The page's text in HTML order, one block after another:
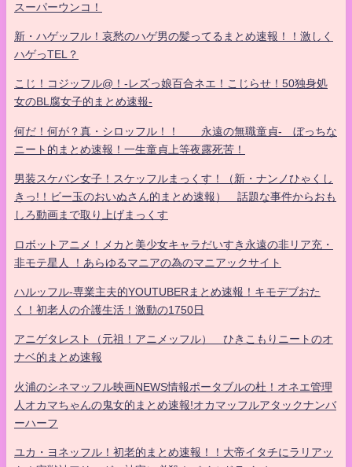
スーパーウンコ！
新・ハゲッフル！哀愁のハゲ男の髪ってるまとめ速報！！激しく
ハゲっTEL？
こじ！コジッフル@！-レズっ娘百合ネエ！こじらせ！50独身処
女のBL腐女子的まとめ速報-
何だ！何が？真・シロッフル！！ 永遠の無職童貞- ぼっちな
ニート的まとめ速報！一生童貞上等夜露死苦！
男装スケバン女子！スケッフルまっくす！（新・ナンノひゃくし
きっ!！ビー玉のおいぬさん的まとめ速報） 話題な事件からおも
しろ動画まで取り上げまっくす
ロボットアニメ！メカと美少女キャラだいすき永遠の非リア充・
非モテ星人 ！あらゆるマニアの為のマニアックサイト
ハルッフル-専業主夫的YOUTUBERまとめ速報！キモデブおた
く！初老人の介護生活！激動の1750日
アニゲタレスト（元祖！アニメッフル） ひきこもりニートのオ
ナベ的まとめ速報
火浦のシネマッフル映画NEWS情報ポータブルの杜！オネエ管理
人オカマちゃんの鬼女的まとめ速報!オカマッフルアタックナンバ
ーハーフ
ユカ・ヨネッフル！初老的まとめ速報！！大帝イタチにラリアッ